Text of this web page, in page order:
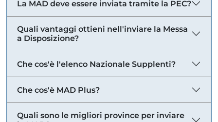
La MAD deve essere inviata tramite la PEC?
Quali vantaggi ottieni nell'inviare la Messa
a Disposizione?
Che cos'è l'elenco Nazionale Supplenti?
Che cos'è MAD Plus?
Quali sono le migliori province per inviare